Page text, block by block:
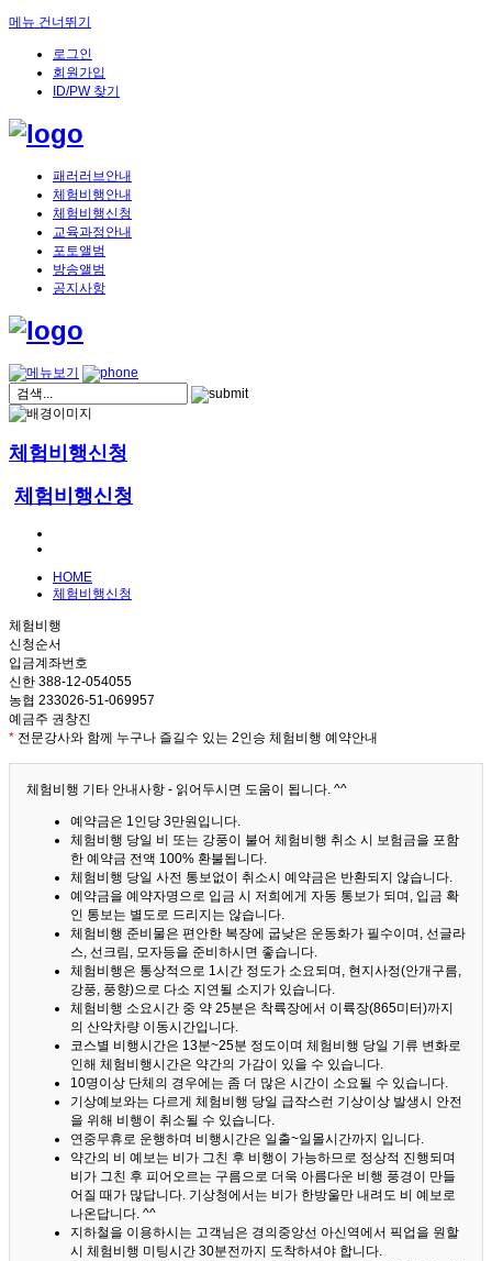
메뉴 건너뛰기
로그인
회원가입
ID/PW 찾기
패러러브안내
체험비행안내
체험비행신청
교육과정안내
포토앨범
방송앨범
공지사항
체험비행신청
체험비행신청
HOME
체험비행신청
체험비행
신청순서
입금계좌번호
신한 388-12-054055
농협 233026-51-069957
예금주 권창진
* 전문강사와 함께 누구나 즐길수 있는 2인승 체험비행 예약안내
체험비행 기타 안내사항 - 읽어두시면 도움이 됩니다. ^^
예약금은 1인당 3만원입니다.
체험비행 당일 비 또는 강풍이 불어 체험비행 취소 시 보험금을 포함
한 예약금 전액 100% 환불됩니다.
체험비행 당일 사전 통보없이 취소시 예약금은 반환되지 않습니다.
예약금을 예약자명으로 입금 시 저희에게 자동 통보가 되며, 입금 확
인 통보는 별도로 드리지는 않습니다.
체험비행 준비물은 편안한 복장에 굽낮은 운동화가 필수이며, 선글라
스, 선크림, 모자등을 준비하시면 좋습니다.
체험비행은 통상적으로 1시간 정도가 소요되며, 현지사정(안개구름,
강풍, 풍향)으로 다소 지연될 소지가 있습니다.
체험비행 소요시간 중 약 25분은 착륙장에서 이륙장(865미터)까지
의 산악차량 이동시간입니다.
코스별 비행시간은 13분~25분 정도이며 체험비행 당일 기류 변화로
인해 체험비행시간은 약간의 가감이 있을 수 있습니다.
10명이상 단체의 경우에는 좀 더 많은 시간이 소요될 수 있습니다.
기상예보와는 다르게 체험비행 당일 급작스런 기상이상 발생시 안전
을 위해 비행이 취소될 수 있습니다.
연중무휴로 운행하며 비행시간은 일출~일몰시간까지 입니다.
약간의 비 예보는 비가 그친 후 비행이 가능하므로 정상적 진행되며
비가 그친 후 피어오르는 구름으로 더욱 아름다운 비행 풍경이 만들
어질 때가 많답니다. 기상청에서는 비가 한방울만 내려도 비 예보로
나온답니다. ^^
지하철을 이용하시는 고객님은 경의중앙선 아신역에서 픽업을 원할
시 체험비행 미팅시간 30분전까지 도착하셔야 합니다.